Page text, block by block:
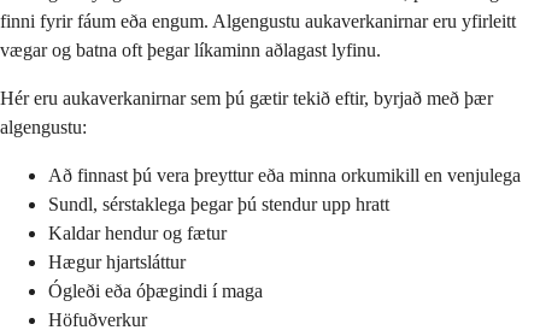
finni fyrir fáum eða engum. Algengustu aukaverkanirnar eru yfirleitt
vægar og batna oft þegar líkaminn aðlagast lyfinu.
Hér eru aukaverkanirnar sem þú gætir tekið eftir, byrjað með þær
algengustu:
Að finnast þú vera þreyttur eða minna orkumikill en venjulega
Sundl, sérstaklega þegar þú stendur upp hratt
Kaldar hendur og fætur
Hægur hjartsláttur
Ógleði eða óþægindi í maga
Höfuðverkur